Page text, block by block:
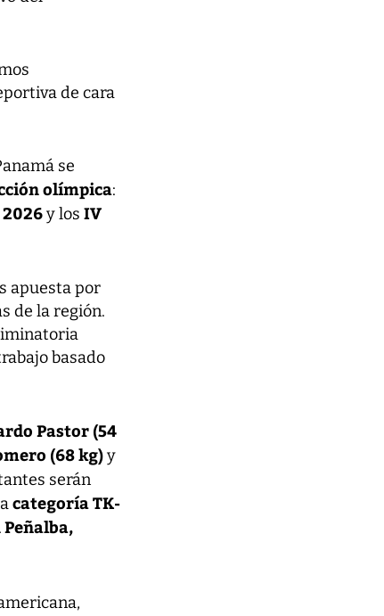
de cara
se
olímpica:
y los IV
apuesta por
de la región.
basado
Pastor (54
(68 kg)y
serán
categoría TK-